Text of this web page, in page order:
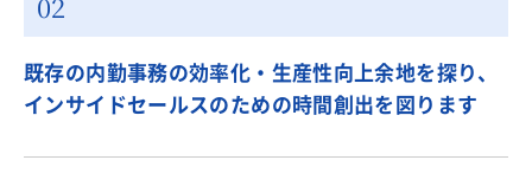
既存の内勤事務の効率化・生産性向上余地を探り、
インサイドセールスのための時間創出を図ります